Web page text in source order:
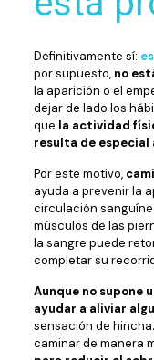
Definitivamente sí:
por supuesto,no
la aparición o el
dejar de lado los
que la actividad
resulta de especial
Por este motivo,
ayuda a prevenir la
circulación
músculos de las
la sangre puede
completar su
Aunque no supone
ayudar a aliviar
sensación de
caminar de manera